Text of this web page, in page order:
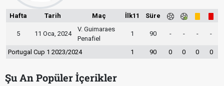
Hafta Tarih Maç İlk11 Süre
5 11 Oca, 2024
V. Guimaraes
Penafiel
1 90 - - - -
Portugal Cup 1 2023/2024 1 90 0 0 0 0
Şu An Popüler İçerikler